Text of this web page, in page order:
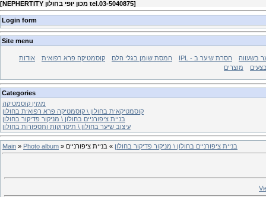
[ NEPHERTITY מכון יופי בחולון tel.03-5040875]
Login form
Site menu
אודות קוסמטיקה פרא רפואית המסת שומן בגלי הלם IPL - הסרת שיער ב
בשעווה
מוצרים
Categories
מגזין קוסמטיקה
קוסמטיקאית בחולון \ קוסמטיקה פרא רפואית בחולון
בניית ציפורניים בחולון \ מניקור פדיקור בחולון
עיצוב שיער בחולון \ תיסרוקות ותספורות בחולון
Main » Photo album » בניית ציפורניים בחולון \ מניקור פדיקור בחולון » בניית ציפורניים